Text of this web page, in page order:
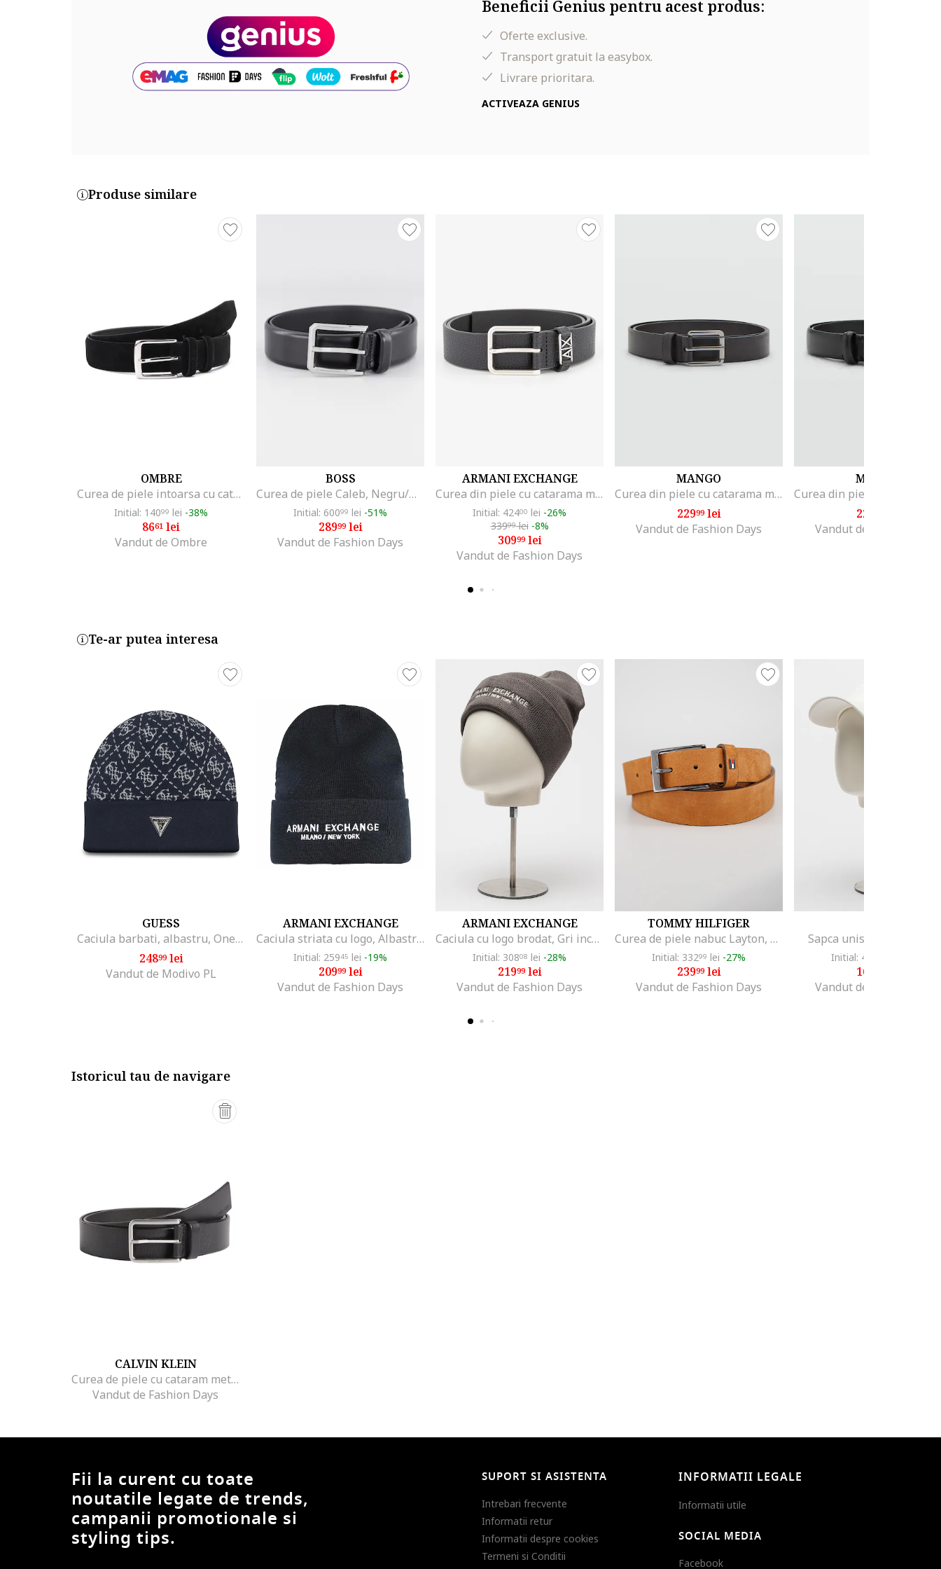
K50K509654-BAX
Beneficii Genius pentru acest produs:
Oferte exclusive.
Transport gratuit la easybox.
Livrare prioritara.
ACTIVEAZA GENIUS
Produse similare
OMBRE
Curea de piele intoarsa cu catarama metalica, Negru
Initial: 14099 lei -38%
8661 lei
Vandut de Ombre
BOSS
Curea de piele Caleb, Negru/Negru stins
Initial: 60099 lei -51%
28999lei
Vandut de Fashion Days
ARMANI EXCHANGE
Curea din piele cu catarama metalica
Initial: 42400 lei -26%
33999lei -8%
30999lei
Vandut de Fashion Days
MANGO
Curea din piele cu catarama metalica, Maro inchis
22999lei
Vandut de Fashion Days
MANGO
229
Vandut de Fashion Days
Te-ar putea interesa
GUESS
Caciula barbati, albastru, One Size INTL
24899lei
Vandut de Modivo PL
ARMANI EXCHANGE
Caciula striata cu logo, Albastru ultramarin
Initial: 25945 lei -19%
20999lei
Vandut de Fashion Days
ARMANI EXCHANGE
Caciula cu logo brodat, Gri inchis
Initial: 30808 lei -28%
21999lei
Vandut de Fashion Days
TOMMY HILFIGER
Curea de piele nabuc Layton, Maro scortisoara
Initial: 33299 lei -27%
23999lei
Vandut de Fashion Days
Sapca unisex cu velcro,
Initial: 414
169
Vandut de Fashion Days
Istoricul tau de navigare
CALVIN KLEIN
Curea de piele cu cataram metalica
Vandut de Fashion Days
Fii la curent cu toate
noutatile legate de trends,
campanii promotionale si
styling tips.
SUPORT SI ASISTENTA
Intrebari frecvente
Informatii retur
Informatii despre cookies
Termeni si Conditii
INFORMATII LEGALE
Informatii utile
SOCIAL MEDIA
Facebook